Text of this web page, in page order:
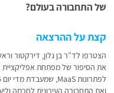
של התחבורה בעולם?
קצת על ההרצאה
את הסיפור של מפתחת אפליקציית
ואת התחבורה העירונית לחכמה